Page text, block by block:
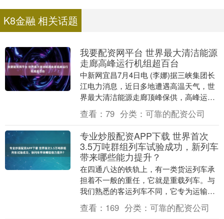
K8金融 相关话题
我要配资网平台 世界最大清洁能源
走廊高峰运行机组超百台
中新网宜昌7月4日电 (李娜)据三峡集团长
江电力消息，近日多地遭遇高温天气，世
界最大清洁能源走廊顶峰保供，高峰运行
机组超100台，开机台数创年内新高。在
确保防洪....
查看： 79 分类： 可靠的配资公司
专业炒股配资APP下载 世界首次
3.5万吨群组列车试验成功，新列车
带来哪些能力提升？
在四通八达的铁轨上，有一类货运列车承
担着不一般的重任，它就是重载列车。与
我们熟悉的客运列车不同，它专为运输煤
炭、矿石等大宗货物设计，相较普通列车
载重更大，编挂列....
查看： 169 分类： 可靠的配资公司